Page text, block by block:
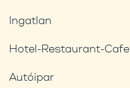
Ingatlan
Hotel-Restaurant-Cafe
Autóipar